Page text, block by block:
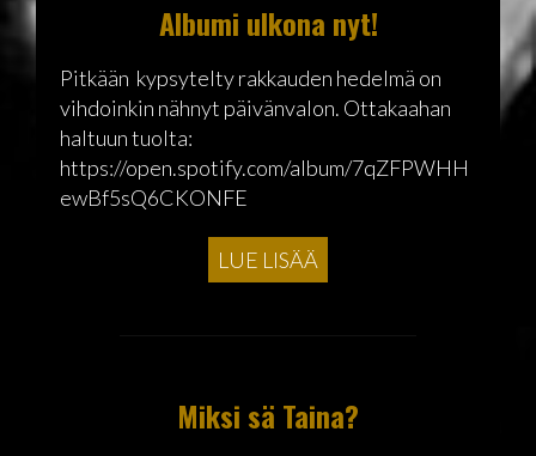
Albumi ulkona nyt!
Pitkään kypsytelty rakkauden hedelmä on
vihdoinkin nähnyt päivänvalon. Ottakaahan
haltuun tuolta:
https://open.spotify.com/album/7qZFPWHH
ewBf5sQ6CKONFE
LUE LISÄÄ
Miksi sä Taina?